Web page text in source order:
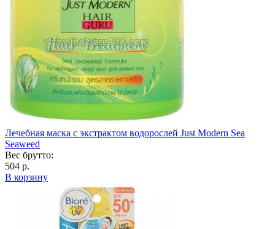
Лечебная маска с экстрактом водорослей Just Modern Sea
Seaweed
Вес брутто:
504 р.
В корзину